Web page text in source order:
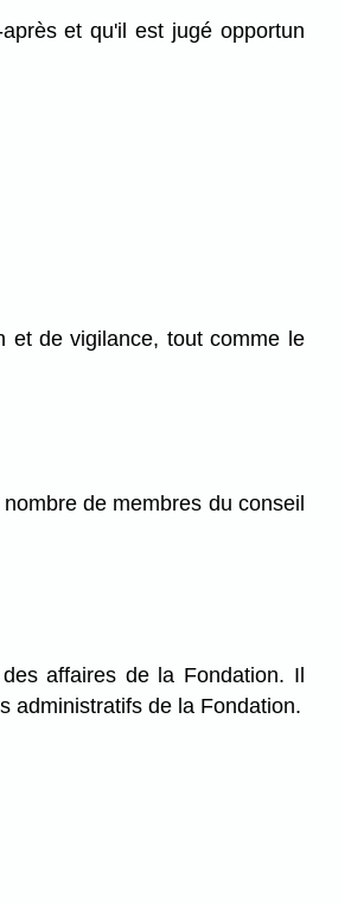
et qu'il est jugé opportun
et de vigilance, tout comme le
nombre de membres du conseil
affaires de la Fondation. Il
administratifs de la Fondation.